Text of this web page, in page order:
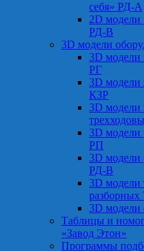
себя» РД-А
2D модели
РД-В
3D модели
3D модели
РГ
3D модели
КЗР
3D модели
3D модели
РП
3D модели
РД-В
3D модели
3D модели
Таблицы и
«Завод Этон»
Программы